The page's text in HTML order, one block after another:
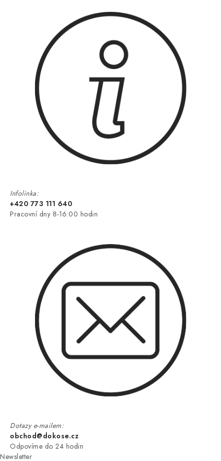
Infolinka:
+420 773 111 640
Pracovní dny 8-16:00 hodin
Dotazy e-mailem:
obchod@dokose.cz
Odpovíme do 24 hodin
Newsletter